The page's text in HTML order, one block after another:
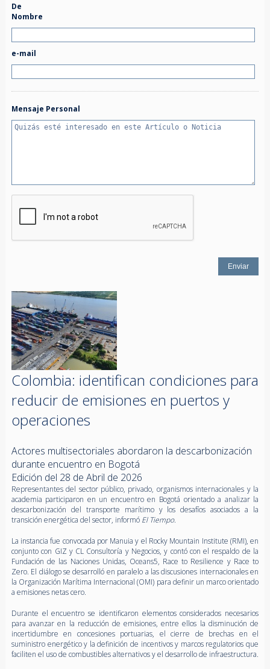
De
Nombre
e-mail
Mensaje Personal
Colombia: identifican condiciones para
reducir de emisiones en puertos y
operaciones
Actores multisectoriales abordaron la descarbonización
durante encuentro en Bogotá
Edición del 28 de Abril de 2026
Representantes del sector público, privado, organismos internacionales y la
academia participaron en un encuentro en Bogotá orientado a analizar la
descarbonización del transporte marítimo y los desafíos asociados a la
transición energética del sector, informó El Tiempo.
La instancia fue convocada por Manuia y el Rocky Mountain Institute (RMI), en
conjunto con GIZ y CL Consultoría y Negocios, y contó con el respaldo de la
Fundación de las Naciones Unidas, Oceans5, Race to Resilience y Race to
Zero. El diálogo se desarrolló en paralelo a las discusiones internacionales en
la Organización Marítima Internacional (OMI) para definir un marco orientado
a emisiones netas cero.
Durante el encuentro se identificaron elementos considerados necesarios
para avanzar en la reducción de emisiones, entre ellos la disminución de
incertidumbre en concesiones portuarias, el cierre de brechas en el
suministro energético y la definición de incentivos y marcos regulatorios que
faciliten el uso de combustibles alternativos y el desarrollo de infraestructura.